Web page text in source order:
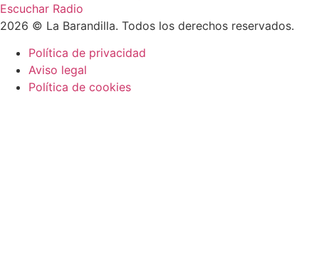
Escuchar Radio
2026 © La Barandilla. Todos los derechos reservados.
Política de privacidad
Aviso legal
Política de cookies